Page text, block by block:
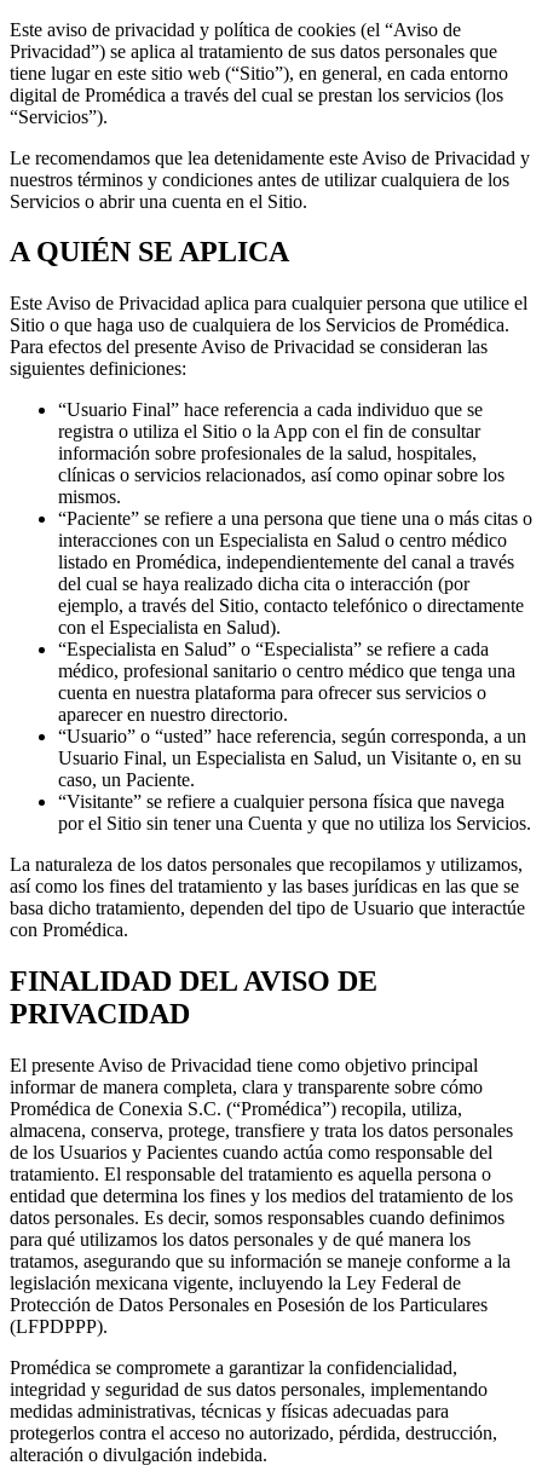
Este aviso de privacidad y política de cookies (el “Aviso de
Privacidad”) se aplica al tratamiento de sus datos personales que
tiene lugar en este sitio web (“Sitio”), en general, en cada entorno
digital de Promédica a través del cual se prestan los servicios (los
“Servicios”).
Le recomendamos que lea detenidamente este Aviso de Privacidad y
nuestros términos y condiciones antes de utilizar cualquiera de los
Servicios o abrir una cuenta en el Sitio.
A QUIÉN SE APLICA
Este Aviso de Privacidad aplica para cualquier persona que utilice el
Sitio o que haga uso de cualquiera de los Servicios de Promédica.
Para efectos del presente Aviso de Privacidad se consideran las
siguientes definiciones:
“Usuario Final” hace referencia a cada individuo que se
registra o utiliza el Sitio o la App con el fin de consultar
información sobre profesionales de la salud, hospitales,
clínicas o servicios relacionados, así como opinar sobre los
mismos.
“Paciente” se refiere a una persona que tiene una o más citas o
interacciones con un Especialista en Salud o centro médico
listado en Promédica, independientemente del canal a través
del cual se haya realizado dicha cita o interacción (por
ejemplo, a través del Sitio, contacto telefónico o directamente
con el Especialista en Salud).
“Especialista en Salud” o “Especialista” se refiere a cada
médico, profesional sanitario o centro médico que tenga una
cuenta en nuestra plataforma para ofrecer sus servicios o
aparecer en nuestro directorio.
“Usuario” o “usted” hace referencia, según corresponda, a un
Usuario Final, un Especialista en Salud, un Visitante o, en su
caso, un Paciente.
“Visitante” se refiere a cualquier persona física que navega
por el Sitio sin tener una Cuenta y que no utiliza los Servicios.
La naturaleza de los datos personales que recopilamos y utilizamos,
así como los fines del tratamiento y las bases jurídicas en las que se
basa dicho tratamiento, dependen del tipo de Usuario que interactúe
con Promédica.
FINALIDAD DEL AVISO DE
PRIVACIDAD
El presente Aviso de Privacidad tiene como objetivo principal
informar de manera completa, clara y transparente sobre cómo
Promédica de Conexia S.C. (“Promédica”) recopila, utiliza,
almacena, conserva, protege, transfiere y trata los datos personales
de los Usuarios y Pacientes cuando actúa como responsable del
tratamiento. El responsable del tratamiento es aquella persona o
entidad que determina los fines y los medios del tratamiento de los
datos personales. Es decir, somos responsables cuando definimos
para qué utilizamos los datos personales y de qué manera los
tratamos, asegurando que su información se maneje conforme a la
legislación mexicana vigente, incluyendo la Ley Federal de
Protección de Datos Personales en Posesión de los Particulares
(LFPDPPP).
Promédica se compromete a garantizar la confidencialidad,
integridad y seguridad de sus datos personales, implementando
medidas administrativas, técnicas y físicas adecuadas para
protegerlos contra el acceso no autorizado, pérdida, destrucción,
alteración o divulgación indebida.